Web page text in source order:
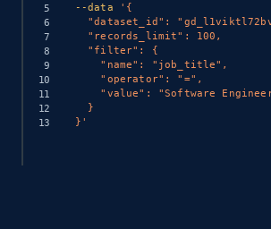
Zillow properties listing
Zpid, City, State, HomeStatus,
IsCurrentSignedInAgentResponsible,
and more.
--data
'{
}'